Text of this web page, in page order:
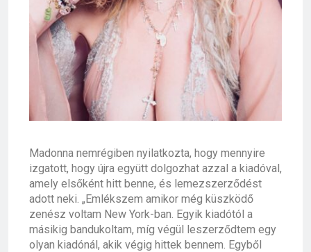
Madonna nemrégiben nyilatkozta, hogy mennyire
izgatott, hogy újra együtt dolgozhat azzal a kiadóval,
amely elsőként hitt benne, és lemezszerződést
adott neki. „Emlékszem amikor még küszködő
zenész voltam New York-ban. Egyik kiadótól a
másikig bandukoltam, míg végül leszerződtem egy
olyan kiadónál, akik végig hittek bennem. Egyből